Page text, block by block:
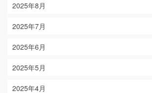
2025年8月
2025年7月
2025年6月
2025年5月
2025年4月